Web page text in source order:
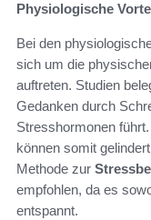
Physiologische
Bei den
sich um die
auftreten. Studien
Gedanken durch
Stresshormonen
können somit
Methode zur
empfohlen, da es
entspannt.